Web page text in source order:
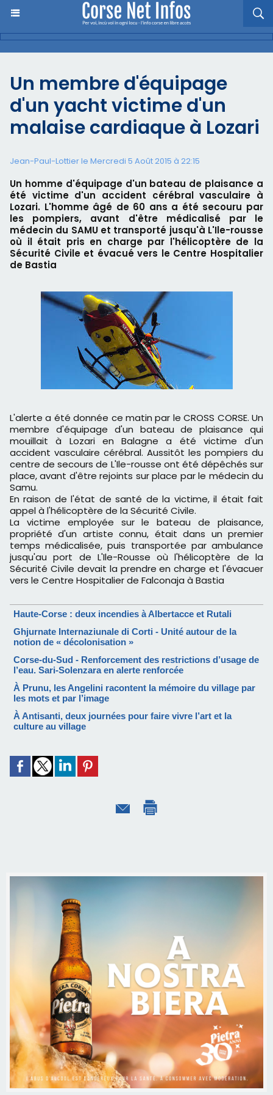
Un membre d'équipage
d'un yacht victime d'un
malaise cardiaque à Lozari
Jean-Paul-Lottier le Mercredi 5 Août 2015 à 22:15
Un homme d'équipage d'un bateau de plaisance a
été victime d'un accident cérébral vasculaire à
Lozari. L'homme âgé de 60 ans a été secouru par
les pompiers, avant d'être médicalisé par le
médecin du SAMU et transporté jusqu'à L'Ile-rousse
où il était pris en charge par l'hélicoptère de la
Sécurité Civile et évacué vers le Centre Hospitalier
de Bastia
L'alerte a été donnée ce matin par le CROSS CORSE. Un
membre d'équipage d'un bateau de plaisance qui
mouillait à Lozari en Balagne a été victime d'un
accident vasculaire cérébral. Aussitôt les pompiers du
centre de secours de L'Ile-rousse ont été dépêchés sur
place, avant d'être rejoints sur place par le médecin du
Samu.
En raison de l'état de santé de la victime, il était fait
appel à l'hélicoptère de la Sécurité Civile.
La victime employée sur le bateau de plaisance,
propriété d'un artiste connu, était dans un premier
temps médicalisée, puis transportée par ambulance
jusqu'au port de L'Ile-Rousse où l'hélicoptère de la
Sécurité Civile devait la prendre en charge et l'évacuer
vers le Centre Hospitalier de Falconaja à Bastia
Haute-Corse : deux incendies à Albertacce et Rutali
Ghjurnate Internaziunale di Corti - Unité autour de la
notion de « décolonisation »
Corse-du-Sud - Renforcement des restrictions d’usage de
l’eau. Sari-Solenzara en alerte renforcée
À Prunu, les Angelini racontent la mémoire du village par
les mots et par l’image
À Antisanti, deux journées pour faire vivre l’art et la
culture au village